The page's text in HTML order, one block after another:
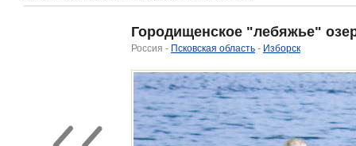
Городищенское "лебяжье"
Россия - Псковская область - Изборск